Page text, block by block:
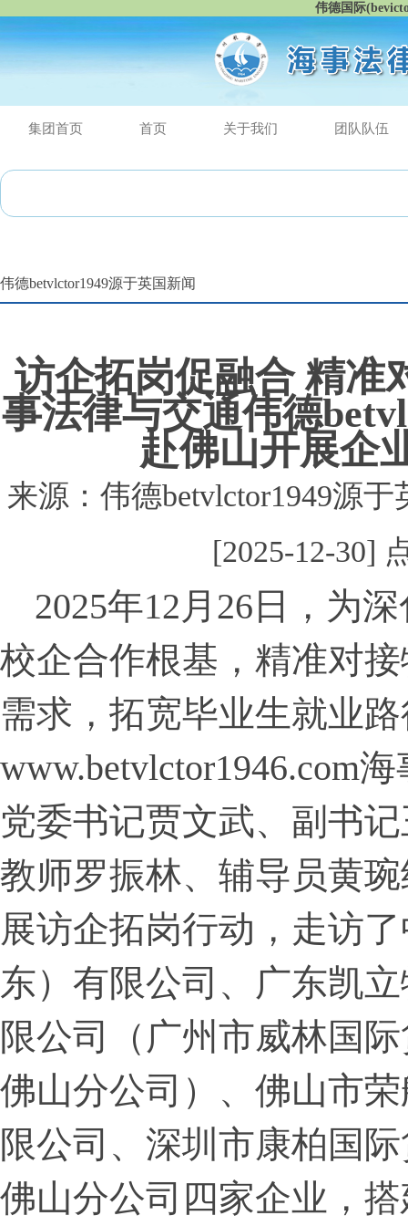
伟德国际
集团首页 首页 关于我们 团队队伍
伟德betvlctor1949源于英国新闻
访企拓岗促融合 精
事法律与交通​伟德
赴佛山开展企
来源：伟德betvlctor1949源
[2025-12-30]
2025年12月26日，为
校企合作根基，精准对
需求，拓宽毕业生就业
www.betvlctor1946.com
党委书记贾文武、副书
教师罗振林、辅导员黄
展访企拓岗行动，走访
东）有限公司、广东凯
限公司（广州市威林国
佛山分公司）、佛山市
限公司、深圳市康柏国
佛山分公司四家企业，